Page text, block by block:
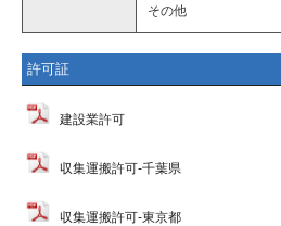
その他
許可証
建設業許可
収集運搬許可-千葉県
収集運搬許可-東京都